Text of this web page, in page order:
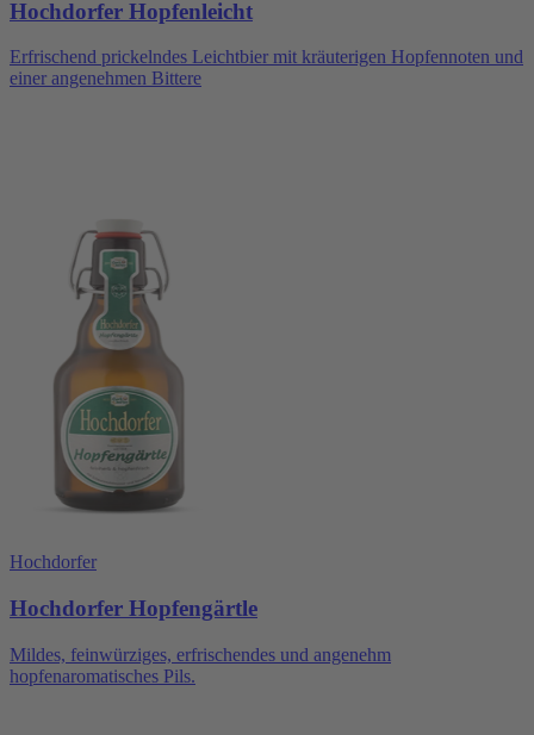
Hochdorfer Hopfenleicht
Erfrischend prickelndes Leichtbier mit kräuterigen Hopfennoten und
einer angenehmen Bittere
Hochdorfer
Hochdorfer Hopfengärtle
Mildes, feinwürziges, erfrischendes und angenehm
hopfenaromatisches Pils.